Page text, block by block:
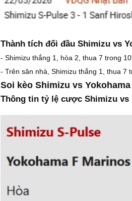
Thành tích đối đầu Shimizu vs
- Shimizu thắng 1, hòa 2, thua 7 trong
- Trên sân nhà, Shimizu thắng 1, thua 7
Soi kèo Shimizu vs Yokohama
Thông tin tỷ lệ cược Shimizu vs